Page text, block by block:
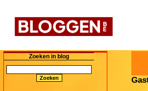
Zoeken in blog